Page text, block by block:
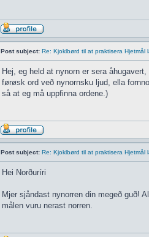
Post subject: Re: Kjoklbørd til at praktisera Hjetmål
Hej, eg held at nynorn er sera
førøsk ord veð nynornsku ljud, ella
så at eg må uppfinna ordene.)
Post subject: Re: Kjoklbørd til at praktisera Hjetmål
Hei Norðuríri
Mjer sjåndast nynorren din megeð guð!
målen vuru nerast norren.